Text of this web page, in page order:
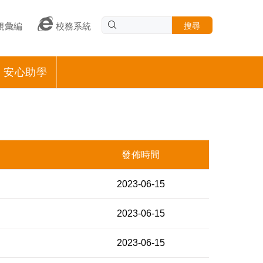
彙編 校務系統 搜尋
安心助學
發佈時間
2023-06-15
2023-06-15
2023-06-15